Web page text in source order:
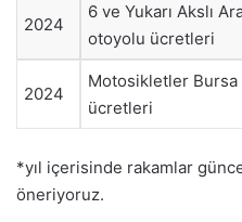
2024
6 ve Yukarı Akslı
otoyolu ücretleri
2024
Motosikletler
ücretleri
*yıl içerisinde rakamlar
öneriyoruz.